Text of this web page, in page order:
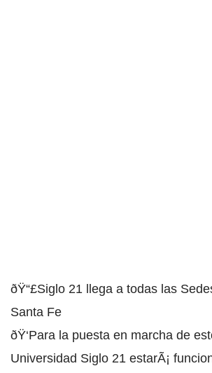
ðŸ“£Siglo 21 llega a todas las
Santa Fe
ðŸ‘Para la puesta en marcha de
Universidad Siglo 21 estarÃ¡